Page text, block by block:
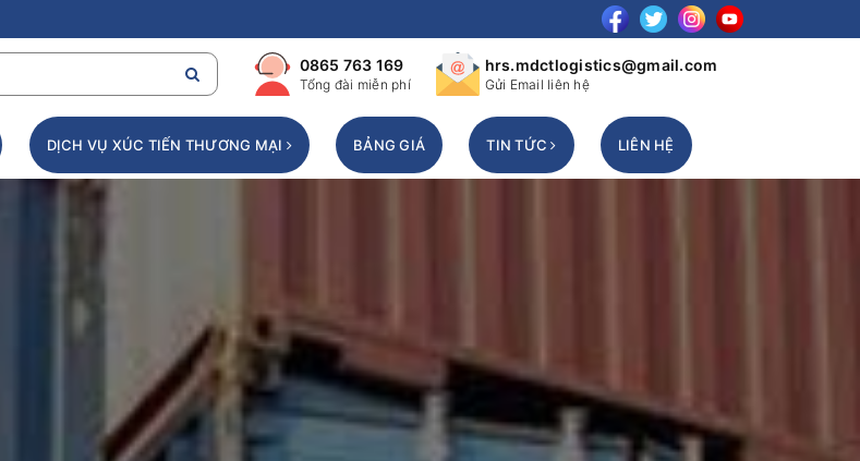
0865 763 169
Tổng đài miễn phí
hrs.mdctlogistics@gmail.com
Gửi Email liên hệ
DỊCH VỤ XÚC TIẾN THƯƠNG MẠI BẢNG GIÁ TIN TỨC LIÊN HỆ